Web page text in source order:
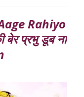
Rahiyo
प्रभु डूब ना